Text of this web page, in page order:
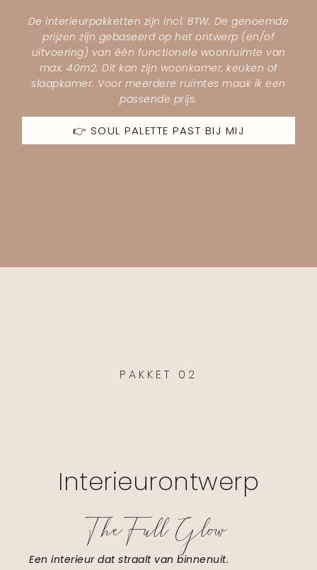
De interieurpakketten zijn incl. BTW. De genoemde
prijzen zijn gebaseerd op het ontwerp (en/of
uitvoering) van één functionele woonruimte van
max. 40m2. Dit kan zijn woonkamer, keuken of
slaapkamer. Voor meerdere ruimtes maak ik een
passende prijs.
👉 SOUL PALETTE PAST BIJ MIJ
PAKKET 02
Interieurontwerp
The Full Glow
Een interieur dat straalt van binnenuit.